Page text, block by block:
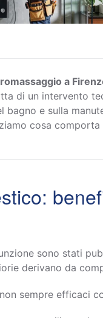
a
di un intervento
bagno e sulla
cosa comporta
sono stati
derivano da
sempre efficaci